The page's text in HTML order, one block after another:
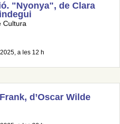
"Nyonya", de Clara
Cultura
a les 12 h
d’Oscar Wilde